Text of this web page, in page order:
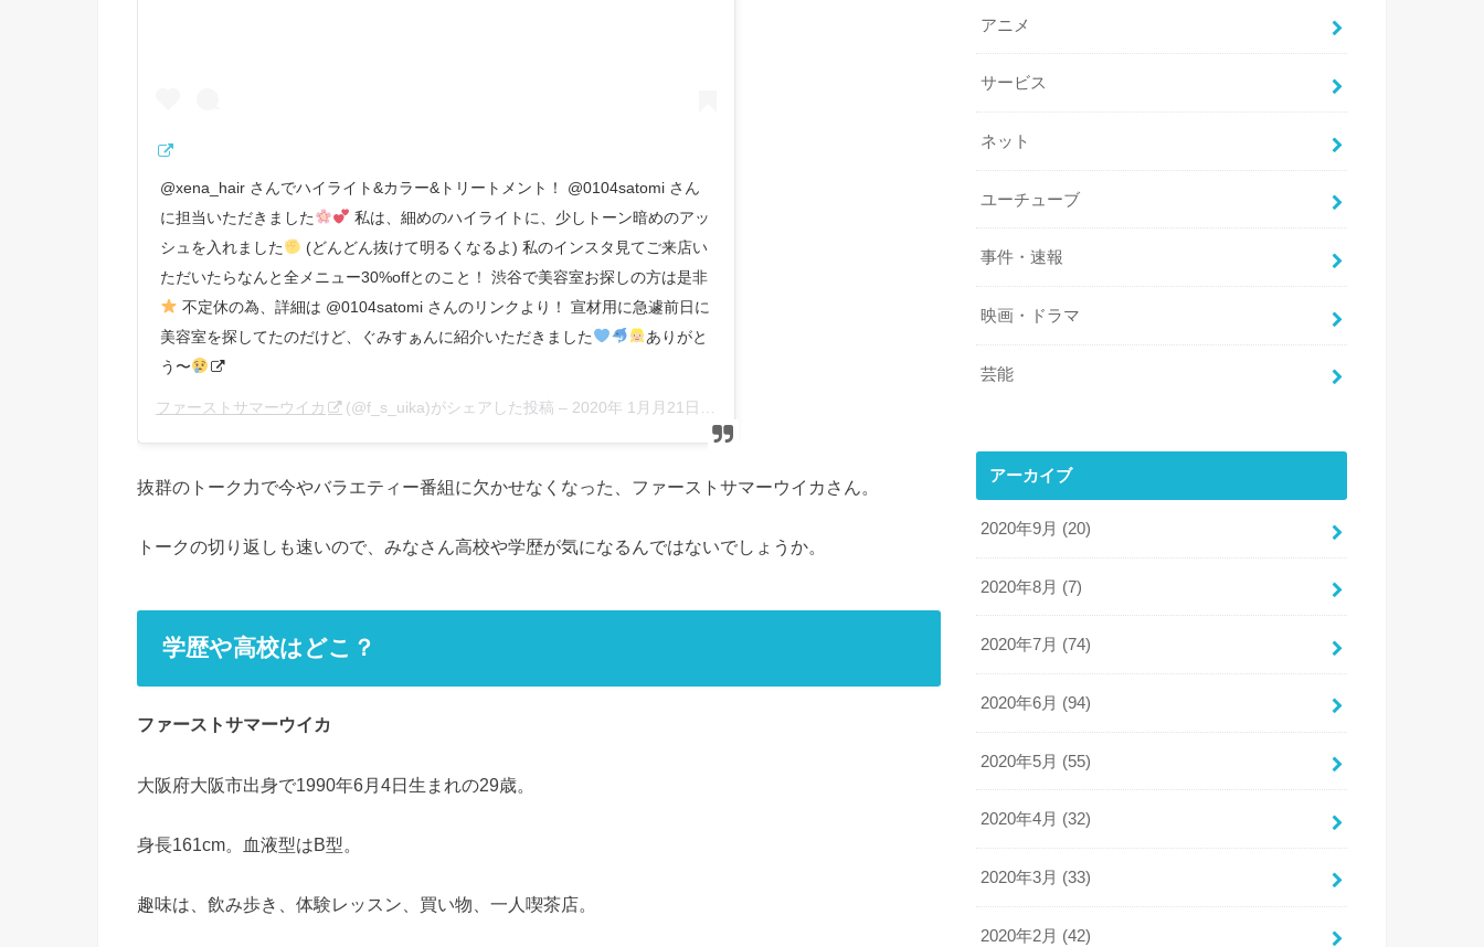
@xena_hair さんでハイライト&カラー&トリートメント！ @0104satomi さん
に担当いただきました
私は、細めのハイライトに、少しトーン暗めのアッ
シュを入れました
(どんどん抜けて明るくなるよ) 私のインスタ見てご来店い
ただいたらなんと全メニュー30%offとのこと！ 渋谷で美容室お探しの方は是非
不定休の為、詳細は @0104satomi さんのリンクより！ 宣材用に急遽前日に
美容室を探してたのだけど、ぐみすぁんに紹介いただきました
ありがと
う〜
ファーストサマーウイカ (@f_s_uika)がシェアした投稿 – 2020年 1月月21日午前6時53分PST
抜群のトーク力で今やバラエティー番組に欠かせなくなった、ファーストサマーウイカさん。
トークの切り返しも速いので、みなさん高校や学歴が気になるんではないでしょうか。
学歴や高校はどこ？
ファーストサマーウイカ
大阪府大阪市出身で1990年6月4日生まれの29歳。
身長161cm。血液型はB型。
趣味は、飲み歩き、体験レッスン、買い物、一人喫茶店。
アニメ
サービス
ネット
ユーチューブ
事件・速報
映画・ドラマ
芸能
アーカイブ
2020年9月 (20)
2020年8月 (7)
2020年7月 (74)
2020年6月 (94)
2020年5月 (55)
2020年4月 (32)
2020年3月 (33)
2020年2月 (42)